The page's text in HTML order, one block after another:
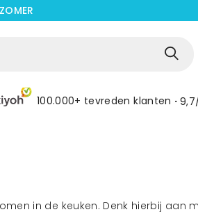
100.000+ tevreden klanten
in de keuken. Denk hierbij aan